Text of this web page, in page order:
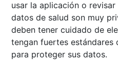
usar la aplicación o
datos de salud son muy
deben tener cuidado de
tengan fuertes
para proteger sus datos.